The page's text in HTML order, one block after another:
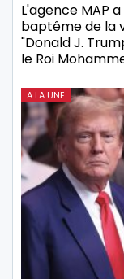
L'agence MAP
baptême de la
"Donald J.
le Roi
A LA UNE